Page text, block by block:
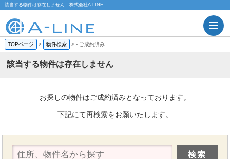
該当する物件は存在しません｜株式会社A-LINE
TOPページ > 物件検索 >- ご成約済み
該当する物件は存在しません
お探しの物件はご成約済みとなっております。
下記にて再検索をお願いたします。